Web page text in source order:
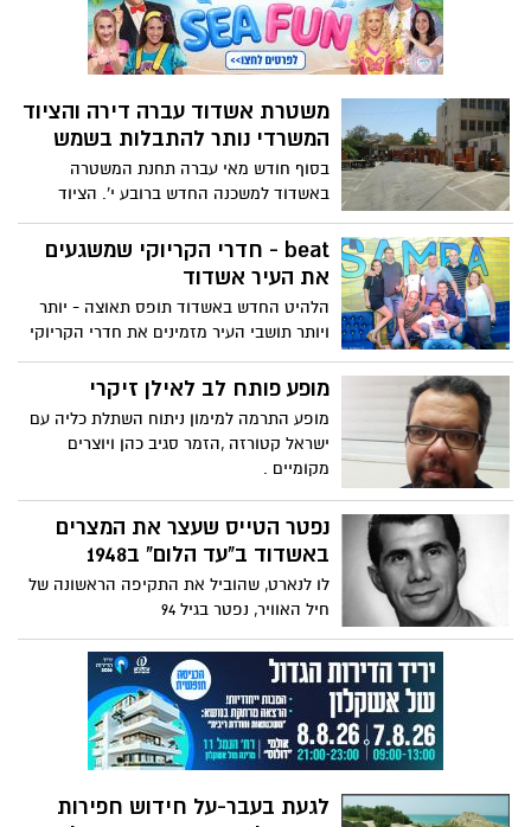
משטרת אשדוד עברה דירה והציוד
המשרדי נותר להתבלות בשמש
בסוף חודש מאי עברה תחנת המשטרה
באשדוד למשכנה החדש ברובע י'. הציוד
המשרדי הישן, זה ששימש נאמנה את
השוטרים בתחנת המשטרה הישנה, נותר
בחצר התחנה הישנה, מתבלה לו בשמש.
ולחלקו לחסרי אמצעים, לא צלחו
beat - חדרי הקריוקי שמשגעים
את העיר אשדוד
הלהיט החדש באשדוד תופס תאוצה - יותר
ויותר תושבי העיר מזמינים את חדרי הקריוקי
המפוארים שנפתחו בעיר אשדוד.
מופע פותח לב לאילן זיקרי
מופע התרמה למימון ניתוח השתלת כליה עם
ישראל קטורזה ,הזמר סגיב כהן ויוצרים
מקומיים .
נפטר הטייס שעצר את המצרים
באשדוד ב"עד הלום" ב1948
לו לנארט, שהוביל את התקיפה הראשונה של
חיל האוויר, נפטר בגיל 94
לגעת בעבר-על חידוש חפירות